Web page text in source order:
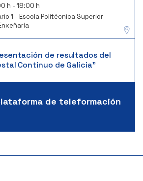
h - 18:00 h
1 - Escola Politécnica Superior
de resultados del
Continuo de Galicia”
de teleformación